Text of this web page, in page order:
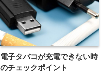
電子タバコが充電できない時
のチェックポイント